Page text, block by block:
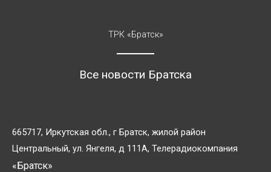
ТРК «Братск»
Все новости Братска
665717, Иркутская обл., г Братск, жилой район
Центральный, ул. Янгеля, д 111А, Телерадиокомпания
«Братск»